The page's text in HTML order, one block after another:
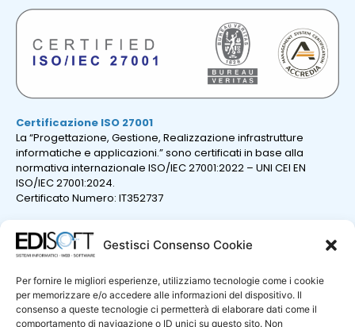
Gestisci Consenso Cookie
Per fornire le migliori esperienze, utilizziamo tecnologie come i cookie
per memorizzare e/o accedere alle informazioni del dispositivo. Il
consenso a queste tecnologie ci permetterà di elaborare dati come il
comportamento di navigazione o ID unici su questo sito. Non
Certificazione ISO 27001
La “Progettazione, Gestione, Realizzazione infrastrutture
informatiche e applicazioni.” sono certificati in base alla
normativa internazionale ISO/IEC 27001:2022 – UNI CEI EN
ISO/IEC 27001:2024.
Certificato Numero: IT352737